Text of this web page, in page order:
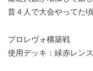
昔４人で大会やってた
プロレヴォ構築戦
使用デッキ：緑赤レン